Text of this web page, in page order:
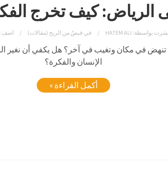
الرياض: كيف تخرج
بواسطة: HATEM ALI في قبضٌ من الريح (مقالات) اضف
تنهض في مكان وتغيب في آخر؟ هل يكفي أن نغير
الإنسان والفكرة؟
أكمل القراءة »